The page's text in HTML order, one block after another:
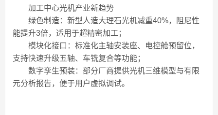
加工中心光机产业新趋势
绿色制造：新型人造大理石光机减重40%，阻尼性
能提升3倍，适用于超精密加工；
模块化接口：标准化主轴安装座、电控舱预留位，
支持快速升级五轴、车铣复合等功能；
数字孪生预装：部分厂商提供光机三维模型与有限
元分析报告，便于用户虚拟调试。